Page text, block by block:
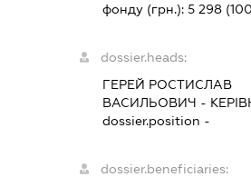
фонду (грн.):5 298
dossier.heads:
ГЕРЕЙ РОСТИСЛАВ
ВАСИЛЬОВИЧ -
dossier.position -
dossier.beneficiaries: